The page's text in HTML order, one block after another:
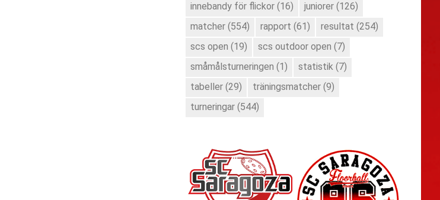
innebandy för flickor (16) juniorer (126)
matcher (554) rapport (61) resultat (254)
scs open (19) scs outdoor open (7)
småmålsturneringen (1) statistik (7)
tabeller (29) träningsmatcher (9)
turneringar (544)